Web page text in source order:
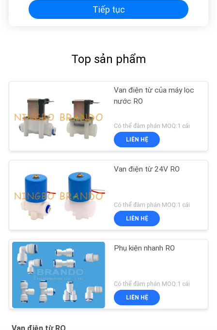
Tiếp tục
Top sản phẩm
Van điện từ của máy lọc
nước RO
Có thể đàm phán MOQ:1 cái
LIÊN HỆ
Van điện từ 24V RO
Có thể đàm phán MOQ:1 cái
LIÊN HỆ
Phụ kiện nhanh RO
Có thể đàm phán MOQ:1 cái
LIÊN HỆ
Van điện từ RO